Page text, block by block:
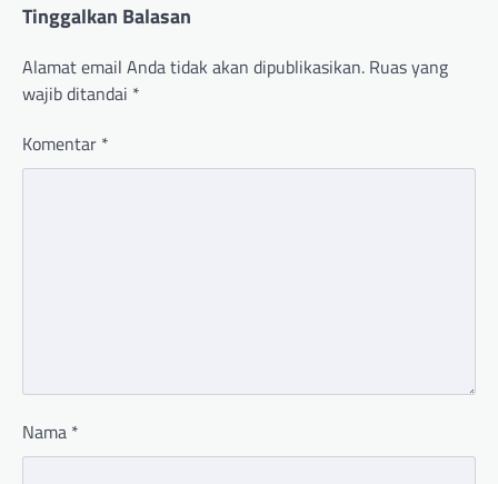
Tinggalkan Balasan
Alamat email Anda tidak akan dipublikasikan. Ruas yang
wajib ditandai *
Komentar *
Nama *